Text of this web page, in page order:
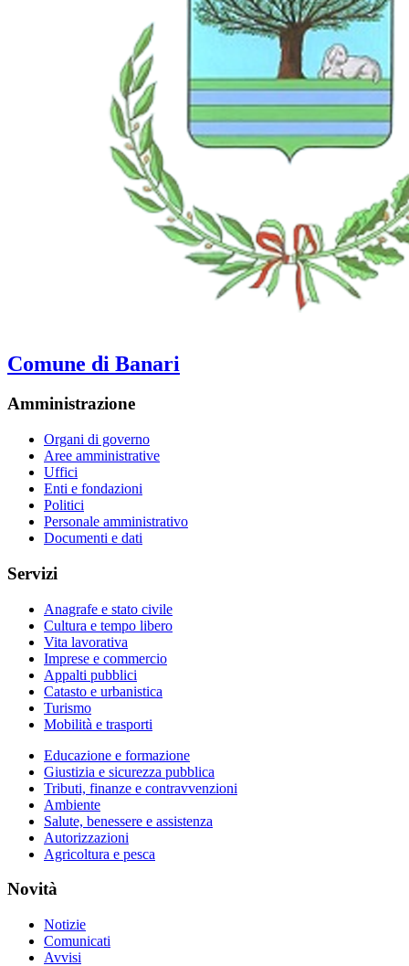
Comune di Banari
Amministrazione
Organi di governo
Aree amministrative
Uffici
Enti e fondazioni
Politici
Personale amministrativo
Documenti e dati
Servizi
Anagrafe e stato civile
Cultura e tempo libero
Vita lavorativa
Imprese e commercio
Appalti pubblici
Catasto e urbanistica
Turismo
Mobilità e trasporti
Educazione e formazione
Giustizia e sicurezza pubblica
Tributi, finanze e contravvenzioni
Ambiente
Salute, benessere e assistenza
Autorizzazioni
Agricoltura e pesca
Novità
Notizie
Comunicati
Avvisi